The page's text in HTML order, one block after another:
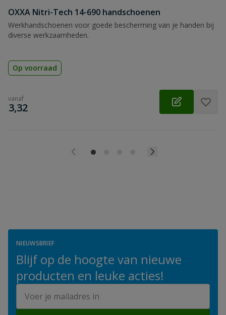
OXXA Nitri-Tech 14-690 handschoenen
Werkhandschoenen voor goede bescherming van je handen bij
diverse werkzaamheden.
Op voorraad
vanaf
€
3,32
NIEUWSBRIEF
Blijf op de hoogte van nieuwe
producten en leuke acties!